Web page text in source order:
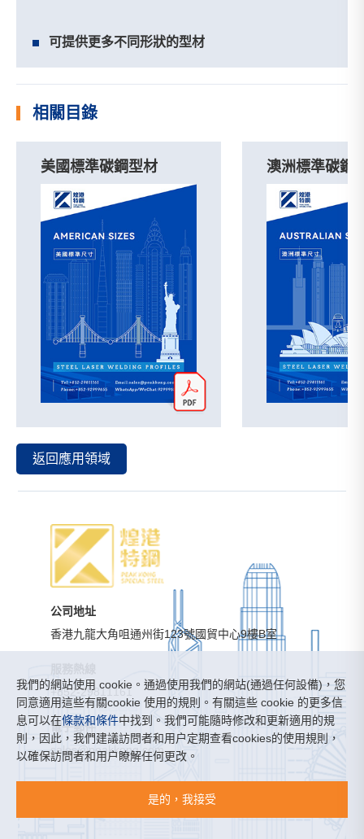
可提供更多不同形狀的型材
相關目錄
美國標準碳鋼型材 澳洲標準碳鋼
返回應用領域
公司地址
香港九龍大角咀通州街123號國貿中心9樓B室
+852-29811161
電子郵件
sales@peakkong.com
煌港特鋼有限公司 ©版權所有
我們的網站使用 cookie。通過使用我們的網站(通過任何設備)，您
同意適用這些有關cookie 使用的規則。有關這些 cookie 的更多信
息可以在條款和條件中找到。我們可能隨時修改和更新適用的規
則，因此，我們建議訪問者和用户定期查看cookies的使用規則，
以確保訪問者和用户瞭解任何更改。
是的，我接受